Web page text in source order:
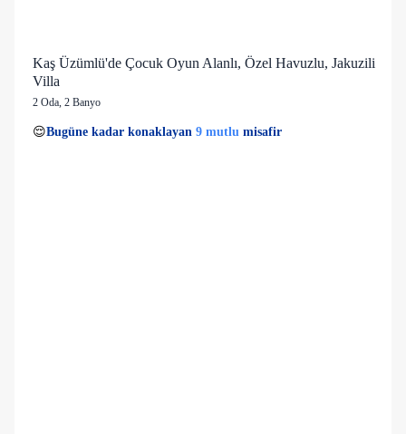
Kaş Üzümlü'de Çocuk Oyun Alanlı, Özel Havuzlu, Jakuzili
Villa
2 Oda, 2 Banyo
👀Son 1 saatte35 kişigörüntüledi